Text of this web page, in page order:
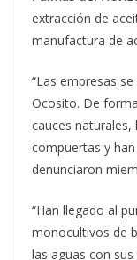
extracción de
manufactura de
“Las empresas
Ocosito. De
cauces naturales,
compuertas y
denunciaron
“Han llegado al
monocultivos de
las aguas con